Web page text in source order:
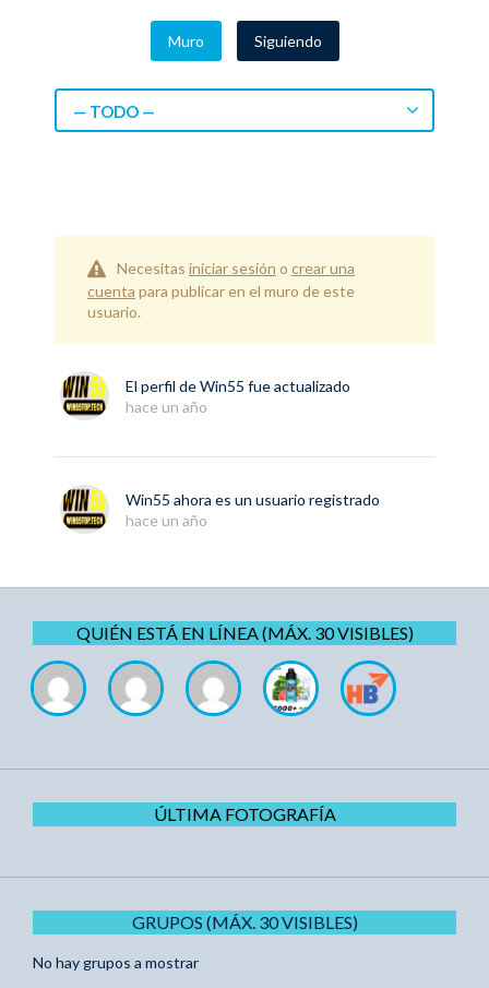
Muro Siguiendo
— TODO —
Necesitas iniciar sesión o crear una
cuenta para publicar en el muro de este
usuario.
El perfil deWin55 fue actualizado
hace un año
Win55 ahora es un usuario registrado
hace un año
QUIÉN ESTÁ EN LÍNEA (MÁX. 30 VISIBLES)
ÚLTIMA FOTOGRAFÍA
GRUPOS (MÁX. 30 VISIBLES)
No hay grupos a mostrar